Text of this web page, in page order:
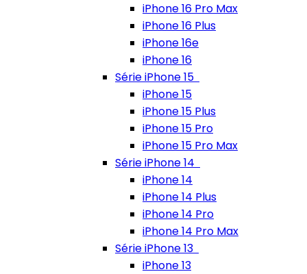
iPhone 16 Pro Max
iPhone 16 Plus
iPhone 16e
iPhone 16
Série iPhone 15
iPhone 15
iPhone 15 Plus
iPhone 15 Pro
iPhone 15 Pro Max
Série iPhone 14
iPhone 14
iPhone 14 Plus
iPhone 14 Pro
iPhone 14 Pro Max
Série iPhone 13
iPhone 13